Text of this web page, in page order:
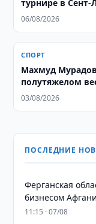
турнире в Сент-
06/08/2026
СПОРТ
Махмуд
полутяжелом
03/08/2026
ПОСЛЕДНИЕ
Ферганская
бизнесом
11:15 · 07/08